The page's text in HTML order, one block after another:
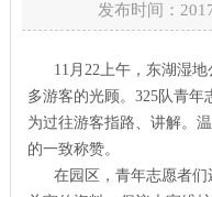
发布时间：
11月22上午，东湖湿地
多游客的光顾。325队青
为过往游客指路、讲解。
的一致称赞。
在园区，青年志愿者们